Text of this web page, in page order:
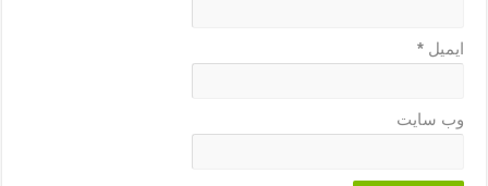
ایمیل*
وب‌ سایت